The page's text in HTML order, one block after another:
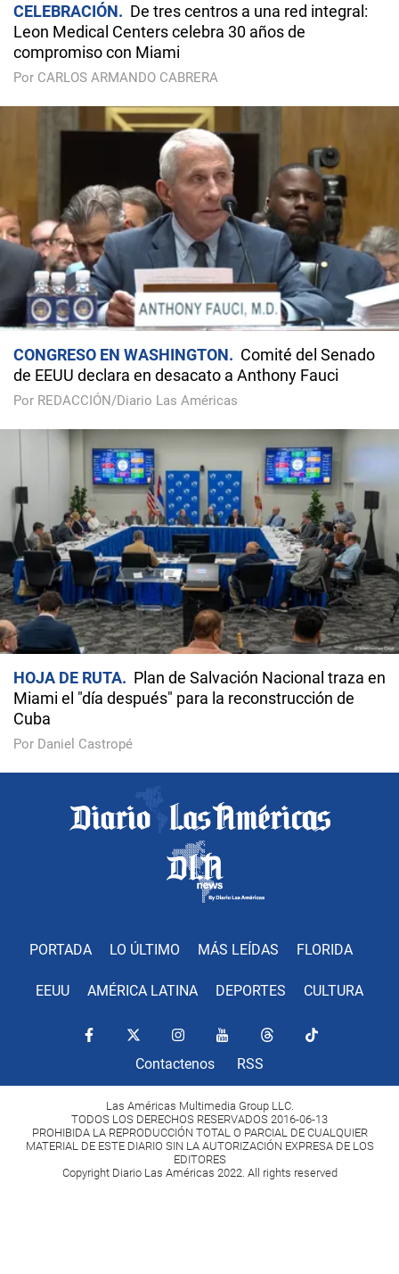
CELEBRACIÓN
De tres centros a una red integral:
Leon Medical Centers celebra 30 años de
compromiso con Miami
Por CARLOS ARMANDO CABRERA
CONGRESO EN WASHINGTON
Comité del Senado
de EEUU declara en desacato a Anthony Fauci
Por REDACCIÓN/Diario Las Américas
HOJA DE RUTA
Plan de Salvación Nacional traza en
Miami el "día después" para la reconstrucción de
Cuba
Por Daniel Castropé
PORTADA LO ÚLTIMO MÁS LEÍDAS FLORIDA
EEUU AMÉRICA LATINA DEPORTES CULTURA
Contactenos RSS
Las Américas Multimedia Group LLC.
TODOS LOS DERECHOS RESERVADOS 2016-06-13
PROHIBIDA LA REPRODUCCIÓN TOTAL O PARCIAL DE CUALQUIER
MATERIAL DE ESTE DIARIO SIN LA AUTORIZACIÓN EXPRESA DE LOS
EDITORES
Copyright Diario Las Américas 2022. All rights reserved